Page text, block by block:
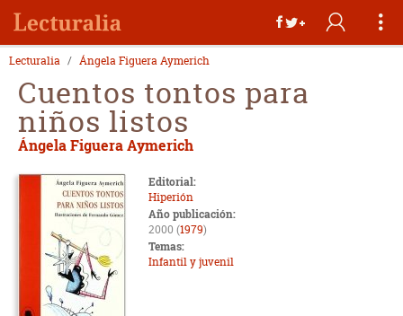
Lecturalia Ángela Figuera Aymerich
Cuentos tontos para
niños listos
Ángela Figuera Aymerich
Editorial:
Hiperión
Año publicación:
2000 (1979)
Temas:
Infantil y juvenil